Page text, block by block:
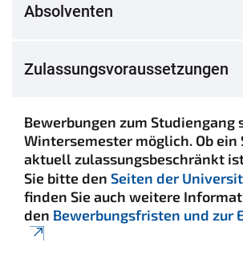
Absolventen
Zulassungsvoraussetzungen
Bewerbungen zum Studiengang
Wintersemester möglich. Ob ein
aktuell zulassungsbeschränkt
Sie bitte den Seiten der
finden Sie auch weitere
den Bewerbungsfristen und zur